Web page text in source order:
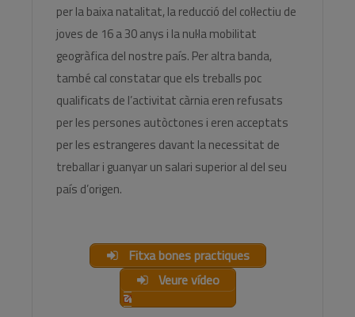
per la baixa natalitat, la reducció del col·lectiu de
joves de 16 a 30 anys i la nul·la mobilitat
geogràfica del nostre país. Per altra banda,
també cal constatar que els treballs poc
qualificats de l’activitat càrnia eren refusats
per les persones autòctones i eren acceptats
per les estrangeres davant la necessitat de
treballar i guanyar un salari superior al del seu
país d’origen.
Fitxa bones practiques
Veure vídeo